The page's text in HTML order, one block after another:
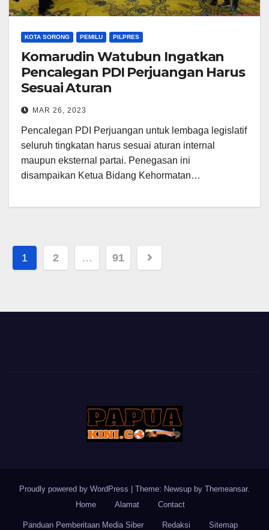
KOTA SORONG PEMILU PILPRES
Komarudin Watubun Ingatkan
Pencalegan PDI Perjuangan Harus
Sesuai Aturan
MAR 26, 2023
Pencalegan PDI Perjuangan untuk lembaga legislatif
seluruh tingkatan harus sesuai aturan internal
maupun eksternal partai. Penegasan ini
disampaikan Ketua Bidang Kehormatan…
Posts
1 2 … 91
Proudly powered by WordPress | Theme: Newsup by Themeansar.
Home
Alamat Contact
Panduan Pemberitaan Media Siber Redaksi Sitemap